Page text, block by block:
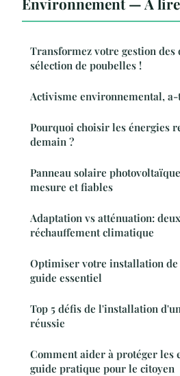
Transformez votre gestion des
sélection de poubelles !
Activisme environnemental,
Pourquoi choisir les énergies
demain ?
Panneau solaire
mesure et fiables
Adaptation vs atténuation:
réchauffement climatique
Optimiser votre installation de
guide essentiel
Top 5 défis de l'installation
réussie
Comment aider à protéger les
guide pratique pour le citoyen